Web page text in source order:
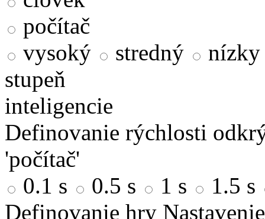
počítač
vysoký
stredný
nízky
stupeň
inteligencie
Definovanie rýchlosti
'počítač'
0.1 s
0.5 s 1 s
1.5 s
Definovanie hry